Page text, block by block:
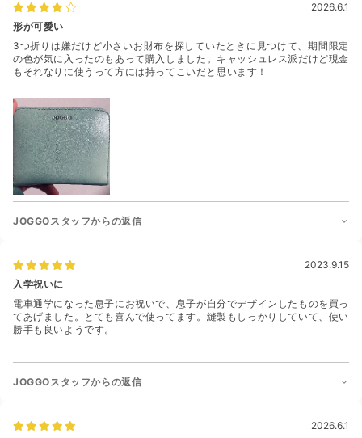
2026.6.1
形が可愛い
3つ折りは嫌だけど小さいお財布を探していたときに見つけて、期間限定
の色が気に入ったのもあって購入しました。キャッシュレス派だけど現金
もそれなりに使うって方には持ってこいだと思います！
JOGGOスタッフからの返信
2023.9.15
入学祝いに
電車通学になった息子にお祝いで、息子が自分でデザインしたものを買っ
てあげました。とても喜んで使ってます。縫製もしっかりしていて、使い
勝手も良いようです。
JOGGOスタッフからの返信
2026.6.1